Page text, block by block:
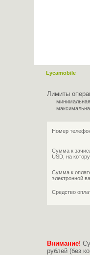
Lycamobile
Лимиты
Номер
Сумма к
USD, на
Сумма к
электронной
Средство
Внимание!
рублей (без